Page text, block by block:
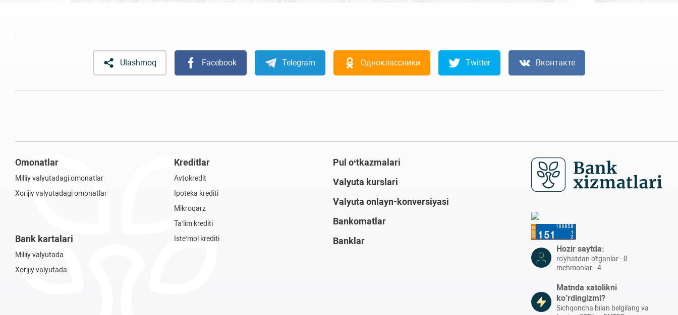
Ulashmoq Facebook Telegram Одноклассники Twitter Вконтакте
Omonatlar
Milliy valyutadagi omonatlar
Xorijiy valyutadagi omonatlar
Bank kartalari
Milliy valyutada
Xorijiy valyutada
Kreditlar
Avtokredit
Ipoteka krediti
Mikroqarz
Ta’lim krediti
Iste’mol krediti
Pul o‘tkazmalari
Valyuta kurslari
Valyuta onlayn-konversiyasi
Bankomatlar
Banklar
Hozir saytda:
ro'yhatdan o'tganlar - 0
mehmonlar - 4
Matnda xatolikni
ko’rdingizmi?
Sichqoncha bilan belgilang va